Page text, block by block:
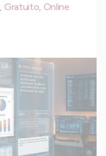
Gratuito Online